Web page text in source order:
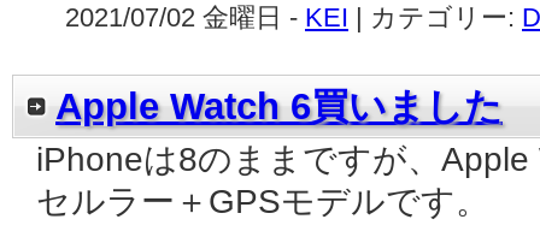
2021/07/02 金曜日 - KEI | カテゴリー:
Apple Watch 6買いました
iPhoneは8のままですが、
セルラー＋GPSモデルです。